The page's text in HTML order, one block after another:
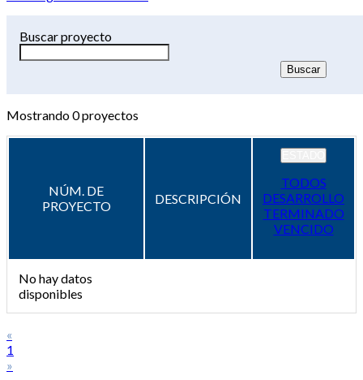
Buscar proyecto
Mostrando0proyectos
NÚM. DE
PROYECTO
DESCRIPCIÓN
TODOS
DESARROLLO
TERMINADO
VENCIDO
No hay datos
disponibles
«
1
»